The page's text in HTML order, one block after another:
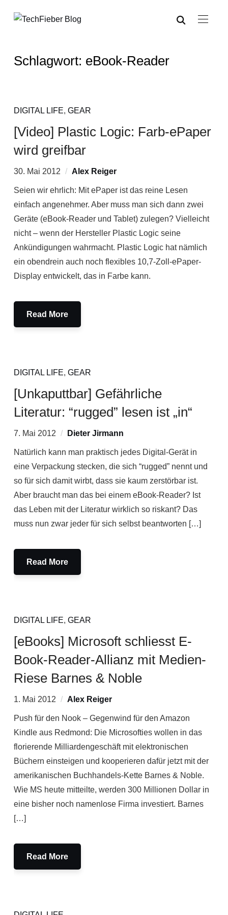
Schlagwort: eBook-Reader
DIGITAL LIFE, GEAR
[Video] Plastic Logic: Farb-ePaper
wird greifbar
30. Mai 2012 Alex Reiger
Seien wir ehrlich: Mit ePaper ist das reine Lesen
einfach angenehmer. Aber muss man sich dann zwei
Geräte (eBook-Reader und Tablet) zulegen? Vielleicht
nicht – wenn der Hersteller Plastic Logic seine
Ankündigungen wahrmacht. Plastic Logic hat nämlich
ein obendrein auch noch flexibles 10,7-Zoll-ePaper-
Display entwickelt, das in Farbe kann.
Read More
DIGITAL LIFE, GEAR
[Unkaputtbar] Gefährliche
Literatur: “rugged” lesen ist „in“
7. Mai 2012 Dieter Jirmann
Natürlich kann man praktisch jedes Digital-Gerät in
eine Verpackung stecken, die sich “rugged” nennt und
so für sich damit wirbt, dass sie kaum zerstörbar ist.
Aber braucht man das bei einem eBook-Reader? Ist
das Leben mit der Literatur wirklich so riskant? Das
muss nun zwar jeder für sich selbst beantworten […]
Read More
DIGITAL LIFE, GEAR
[eBooks] Microsoft schliesst E-
Book-Reader-Allianz mit Medien-
Riese Barnes & Noble
1. Mai 2012 Alex Reiger
Push für den Nook – Gegenwind für den Amazon
Kindle aus Redmond: Die Microsofties wollen in das
florierende Milliardengeschäft mit elektronischen
Büchern einsteigen und kooperieren dafür jetzt mit der
amerikanischen Buchhandels-Kette Barnes & Noble.
Wie MS heute mitteilte, werden 300 Millionen Dollar in
eine bisher noch namenlose Firma investiert. Barnes
[…]
Read More